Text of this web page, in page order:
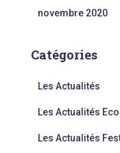
novembre 2020
Catégories
Les Actualités
Les Actualités
Les Actualités